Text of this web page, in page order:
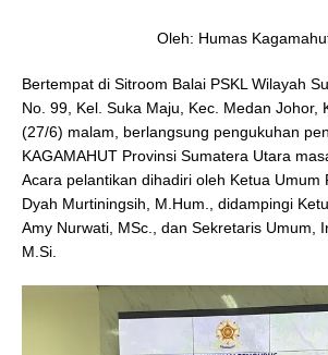
Oleh: Humas
Bertempat di Sitroom Balai PSKL Wilayah
No. 99, Kel. Suka Maju, Kec. Medan Johor,
(27/6) malam, berlangsung pengukuhan
KAGAMAHUT Provinsi Sumatera Utara
Acara pelantikan dihadiri oleh Ketua Umum
Dyah Murtiningsih, M.Hum., didampingi
Amy Nurwati, MSc., dan Sekretaris Umum,
M.Si.